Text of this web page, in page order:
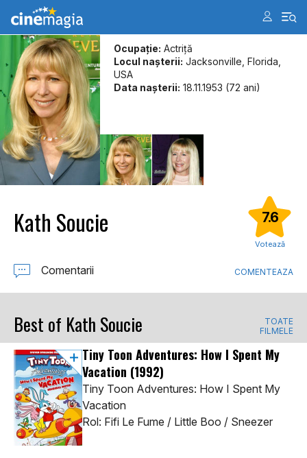
Ocupație: Actriţă
Locul naşterii: Jacksonville, Florida,
USA
Data naşterii: 18.11.1953 (72 ani)
Kath Soucie 7.6
Votează
Comentarii COMENTEAZA
Best of Kath Soucie
TOATE
FILMELE
Tiny Toon Adventures: How I Spent My
Vacation (1992)
Tiny Toon Adventures: How I Spent My
Vacation
Rol: Fifi Le Fume / Little Boo / Sneezer